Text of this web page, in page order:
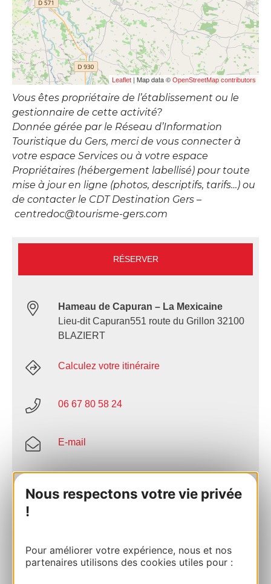
Nous respectons votre vie privée
!
Pour améliorer votre expérience, nous et nos
partenaires utilisons des cookies utiles pour :
Leaflet | Map data © OpenStreetMap contributors
Vous êtes propriétaire de l’établissement ou le
gestionnaire de cette activité?
Donnée gérée par le Réseau d’Information
Touristique du Gers, merci de vous connecter à
votre espace Services ou à votre espace
Propriétaires (hébergement labellisé) pour toute
mise à jour en ligne (photos, descriptifs, tarifs…) ou
de contacter le CDT Destination Gers –
centredoc@tourisme-gers.com
RÉSERVER
Hameau de Capuran – La Mexicaine
Lieu-dit Capuran551 route du Grillon 32100
BLAZIERT
Calculez votre itinéraire
06 67 80 58 24
E-mail
AJOUTER
AU CARNET